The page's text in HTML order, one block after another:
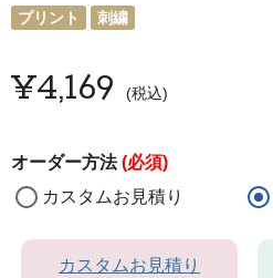
プリント 刺繍
¥4,169 税込
オーダー方法(必須)
カスタムお見積り
カスタムお見積り